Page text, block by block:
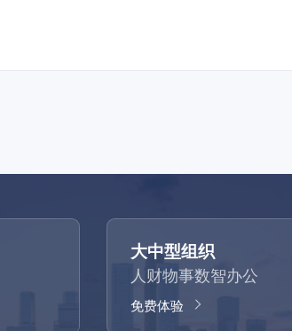
大中型组织
人财物事数智办公
免费体验